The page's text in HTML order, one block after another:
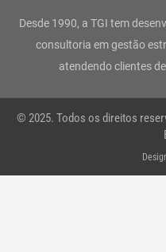
g
r
a
m
o
o
k
-
e
r
Desde 1990, a TGI tem
consultoria em gestão
atendendo clientes
© 2025. Todos os direitos